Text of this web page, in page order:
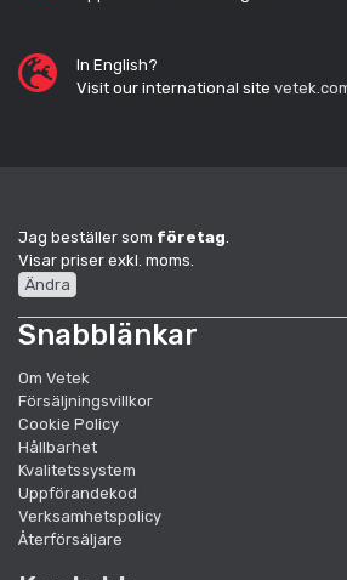
In English?
Visit our international site
Jag beställer som företag
Visar priser exkl. moms.
Ändra
Snabblänkar
Om Vetek
Försäljningsvillkor
Cookie Policy
Hållbarhet
Kvalitetssystem
Uppförandekod
Verksamhetspolicy
Återförsäljare